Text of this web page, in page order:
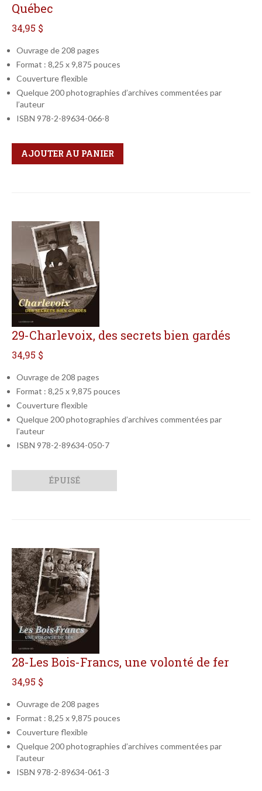
Québec
34,95 $
Ouvrage de 208 pages
Format : 8,25 x 9,875 pouces
Couverture flexible
Quelque 200 photographies d’archives commentées par
l’auteur
ISBN 978-2-89634-066-8
Qté
Format
AJOUTER AU PANIER
29-Charlevoix, des secrets bien gardés
34,95 $
Ouvrage de 208 pages
Format : 8,25 x 9,875 pouces
Couverture flexible
Quelque 200 photographies d’archives commentées par
l’auteur
ISBN 978-2-89634-050-7
ÉPUISÉ
28-Les Bois-Francs, une volonté de fer
34,95 $
Ouvrage de 208 pages
Format : 8,25 x 9,875 pouces
Couverture flexible
Quelque 200 photographies d’archives commentées par
l’auteur
ISBN 978-2-89634-061-3